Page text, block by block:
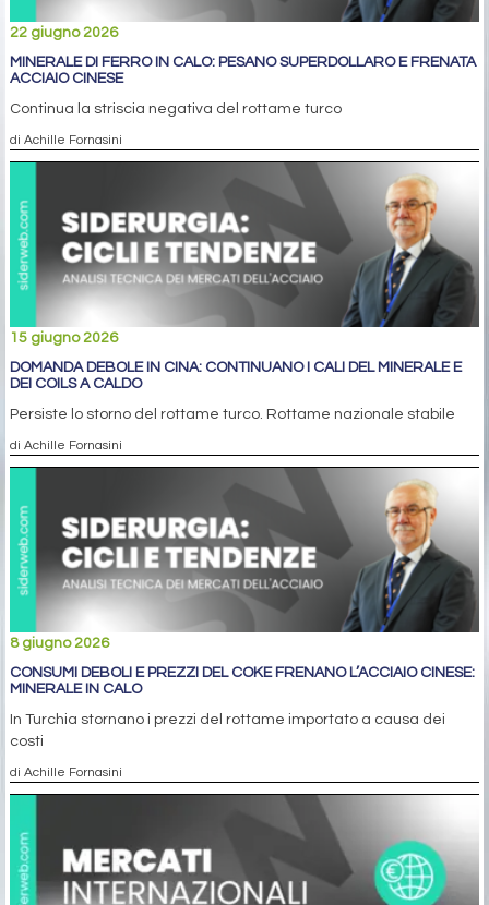
22 giugno 2026
MINERALE DI FERRO IN CALO: PESANO SUPERDOLLARO E FRENATA
ACCIAIO CINESE
Continua la striscia negativa del rottame turco
di Achille Fornasini
15 giugno 2026
DOMANDA DEBOLE IN CINA: CONTINUANO I CALI DEL MINERALE E
DEI COILS A CALDO
Persiste lo storno del rottame turco. Rottame nazionale stabile
di Achille Fornasini
8 giugno 2026
CONSUMI DEBOLI E PREZZI DEL COKE FRENANO L’ACCIAIO CINESE:
MINERALE IN CALO
In Turchia stornano i prezzi del rottame importato a causa dei
costi
di Achille Fornasini